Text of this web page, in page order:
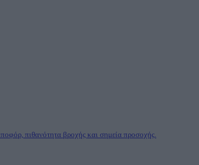
πιθανότητα βροχής και σημεία προσοχής.